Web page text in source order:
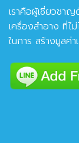
เราคือผู้เชี่ยวชา
เครื่องสำอาง ที่ไ
ในการ สร้างมูลค่